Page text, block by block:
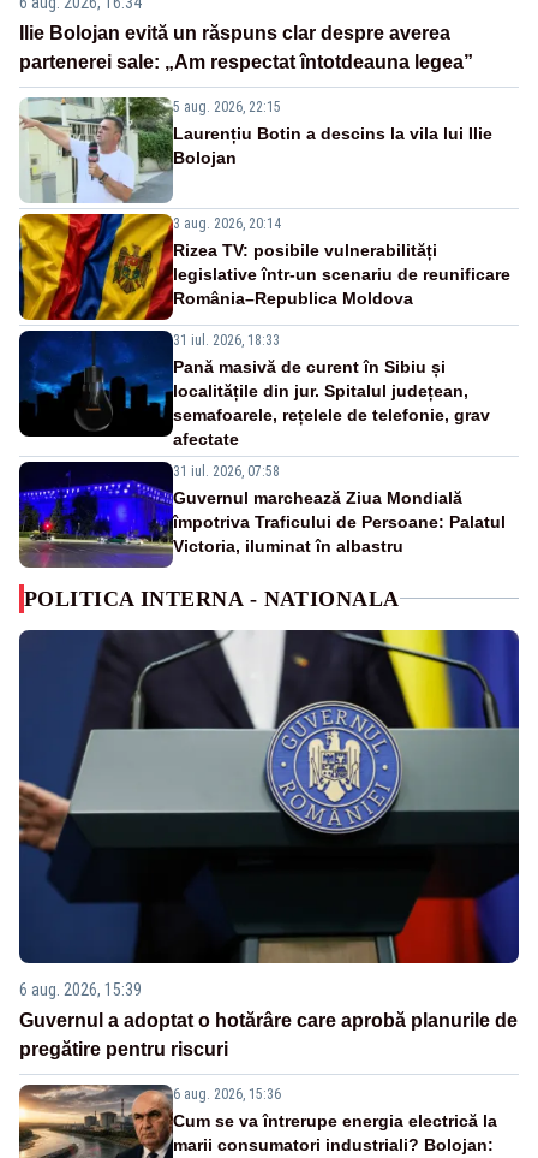
Ilie Bolojan evită un răspuns clar despre averea
partenerei sale: „Am respectat întotdeauna legea”
5 aug. 2026, 22:15
Laurențiu Botin a descins la vila lui Ilie
Bolojan
3 aug. 2026, 20:14
Rizea TV: posibile vulnerabilități
legislative într-un scenariu de reunificare
România–Republica Moldova
31 iul. 2026, 18:33
Pană masivă de curent în Sibiu și
localitățile din jur. Spitalul județean,
semafoarele, rețelele de telefonie, grav
afectate
31 iul. 2026, 07:58
Guvernul marchează Ziua Mondială
împotriva Traficului de Persoane: Palatul
Victoria, iluminat în albastru
POLITICA INTERNA - NATIONALA
6 aug. 2026, 15:39
Guvernul a adoptat o hotărâre care aprobă planurile de
pregătire pentru riscuri
6 aug. 2026, 15:36
Cum se va întrerupe energia electrică la
marii consumatori industriali? Bolojan: